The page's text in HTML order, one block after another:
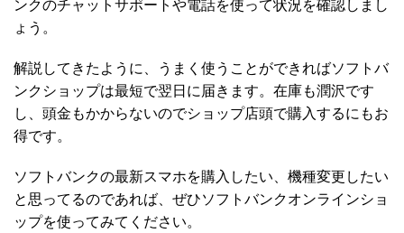
ンクのチャットサポートや電話を使って状況を確認しまし
ょう。
解説してきたように、うまく使うことができればソフトバ
ンクショップは最短で翌日に届きます。在庫も潤沢です
し、頭金もかからないのでショップ店頭で購入するにもお
得です。
ソフトバンクの最新スマホを購入したい、機種変更したい
と思ってるのであれば、ぜひソフトバンクオンラインショ
ップを使ってみてください。